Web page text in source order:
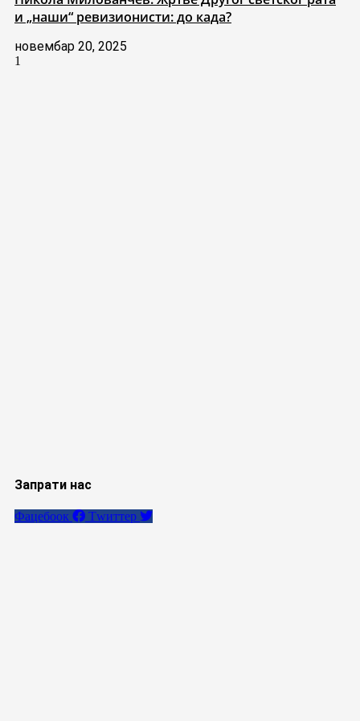
и „наши“ ревизионисти: до када?
новембар 20, 2025
Запрати нас
Фацебоок Тwиттер